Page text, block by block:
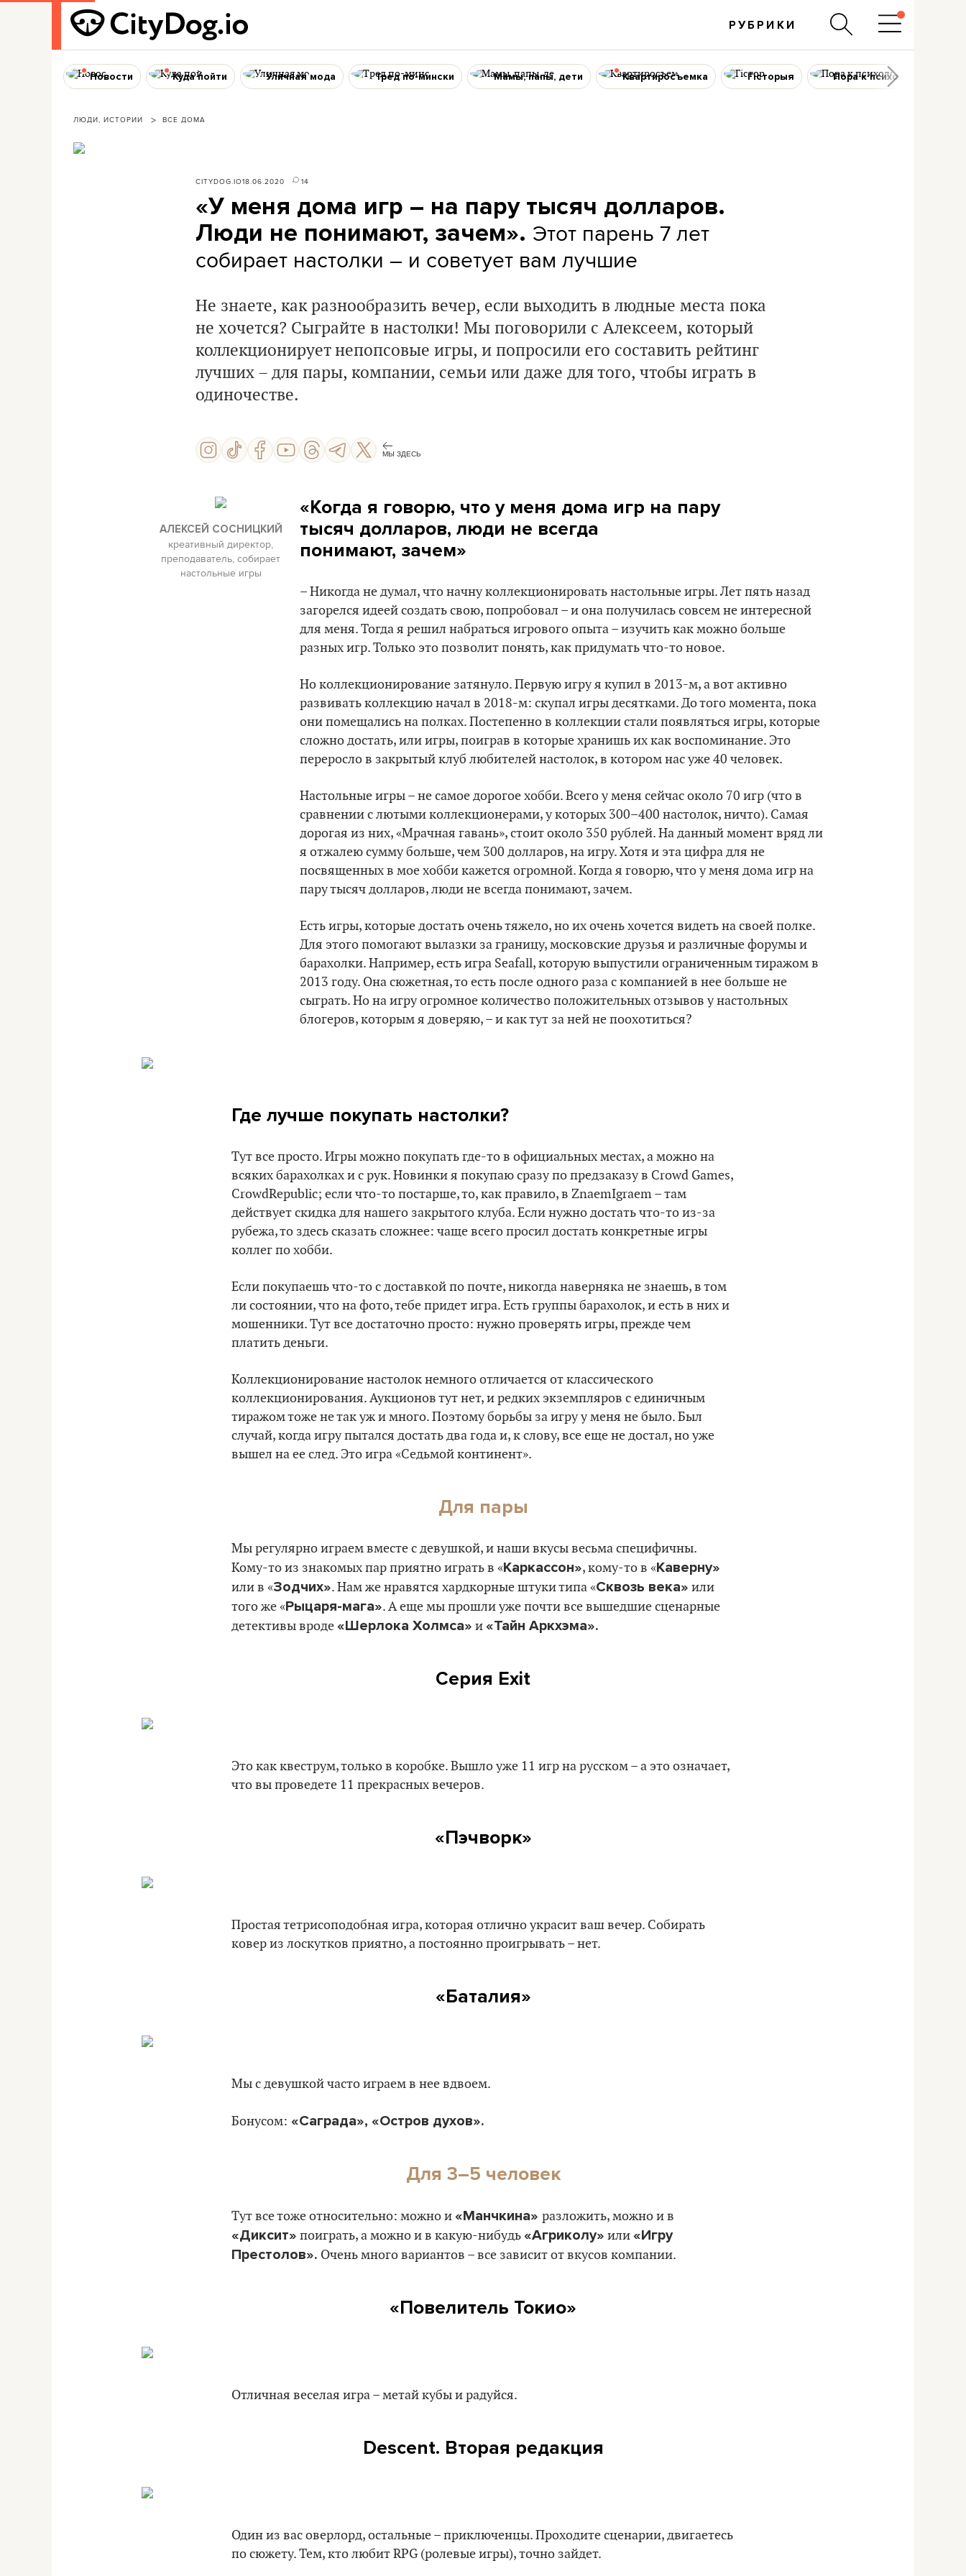
РУБРИКИ
Новости Куда пойти Уличная мода Тред по-мински Мамы, папы, дети Квартиросъемка Гісторыя Пора к психологу
ЛЮДИ, ИСТОРИИ ВСЕ ДОМА
CITYDOG.IO18.06.2020 14
«У меня дома игр – на пару тысяч долларов.
Люди не понимают, зачем». Этот парень 7 лет
собирает настолки – и советует вам лучшие
Не знаете, как разнообразить вечер, если выходить в людные места пока
не хочется? Сыграйте в настолки! Мы поговорили с Алексеем, который
коллекционирует непопсовые игры, и попросили его составить рейтинг
лучших – для пары, компании, семьи или даже для того, чтобы играть в
одиночестве.
МЫ ЗДЕСЬ
АЛЕКСЕЙ СОСНИЦКИЙ
креативный директор,
преподаватель, собирает
настольные игры
«Когда я говорю, что у меня дома игр на пару
тысяч долларов, люди не всегда
понимают, зачем»
– Никогда не думал, что начну коллекционировать настольные игры. Лет пять назад
загорелся идеей создать свою, попробовал – и она получилась совсем не интересной
для меня. Тогда я решил набраться игрового опыта – изучить как можно больше
разных игр. Только это позволит понять, как придумать что-то новое.
Но коллекционирование затянуло. Первую игру я купил в 2013-м, а вот активно
развивать коллекцию начал в 2018-м: скупал игры десятками. До того момента, пока
они помещались на полках. Постепенно в коллекции стали появляться игры, которые
сложно достать, или игры, поиграв в которые хранишь их как воспоминание. Это
переросло в закрытый клуб любителей настолок, в котором нас уже 40 человек.
Настольные игры – не самое дорогое хобби. Всего у меня сейчас около 70 игр (что в
сравнении с лютыми коллекционерами, у которых 300–400 настолок, ничто). Самая
дорогая из них, «Мрачная гавань», стоит около 350 рублей. На данный момент вряд ли
я отжалею сумму больше, чем 300 долларов, на игру. Хотя и эта цифра для не
посвященных в мое хобби кажется огромной. Когда я говорю, что у меня дома игр на
пару тысяч долларов, люди не всегда понимают, зачем.
Есть игры, которые достать очень тяжело, но их очень хочется видеть на своей полке.
Для этого помогают вылазки за границу, московские друзья и различные форумы и
барахолки. Например, есть игра Seafall, которую выпустили ограниченным тиражом в
2013 году. Она сюжетная, то есть после одного раза с компанией в нее больше не
сыграть. Но на игру огромное количество положительных отзывов у настольных
блогеров, которым я доверяю, – и как тут за ней не поохотиться?
Где лучше покупать настолки?
Тут все просто. Игры можно покупать где-то в официальных местах, а можно на
всяких барахолках и с рук. Новинки я покупаю сразу по предзаказу в Crowd Games,
CrowdRepublic; если что-то постарше, то, как правило, в ZnaemIgraem – там
действует скидка для нашего закрытого клуба. Если нужно достать что-то из-за
рубежа, то здесь сказать сложнее: чаще всего просил достать конкретные игры
коллег по хобби.
Если покупаешь что-то с доставкой по почте, никогда наверняка не знаешь, в том
ли состоянии, что на фото, тебе придет игра. Есть группы барахолок, и есть в них и
мошенники. Тут все достаточно просто: нужно проверять игры, прежде чем
платить деньги.
Коллекционирование настолок немного отличается от классического
коллекционирования. Аукционов тут нет, и редких экземпляров с единичным
тиражом тоже не так уж и много. Поэтому борьбы за игру у меня не было. Был
случай, когда игру пытался достать два года и, к слову, все еще не достал, но уже
вышел на ее след. Это игра «Седьмой континент».
Для пары
Мы регулярно играем вместе с девушкой, и наши вкусы весьма специфичны.
Кому-то из знакомых пар приятно играть в «Каркассон», кому-то в «Каверну»
или в «Зодчих». Нам же нравятся хардкорные штуки типа «Сквозь века» или
того же «Рыцаря-мага». А еще мы прошли уже почти все вышедшие сценарные
детективы вроде«Шерлока Холмса» и«Тайн Аркхэма».
Серия Exit
Это как квеструм, только в коробке. Вышло уже 11 игр на русском – а это означает,
что вы проведете 11 прекрасных вечеров.
«Пэчворк»
Простая тетрисоподобная игра, которая отлично украсит ваш вечер. Собирать
ковер из лоскутков приятно, а постоянно проигрывать – нет.
«Баталия»
Мы с девушкой часто играем в нее вдвоем.
Бонусом: «Саграда», «Остров духов».
Для 3–5 человек
Тут все тоже относительно: можно и«Манчкина» разложить, можно и в
«Диксит» поиграть, а можно и в какую-нибудь«Агриколу» или«Игру
Престолов». Очень много вариантов – все зависит от вкусов компании.
«Повелитель Токио»
Отличная веселая игра – метай кубы и радуйся.
Descent. Вторая редакция
Один из вас оверлорд, остальные – приключенцы. Проходите сценарии, двигаетесь
по сюжету. Тем, кто любит RPG (ролевые игры), точно зайдет.